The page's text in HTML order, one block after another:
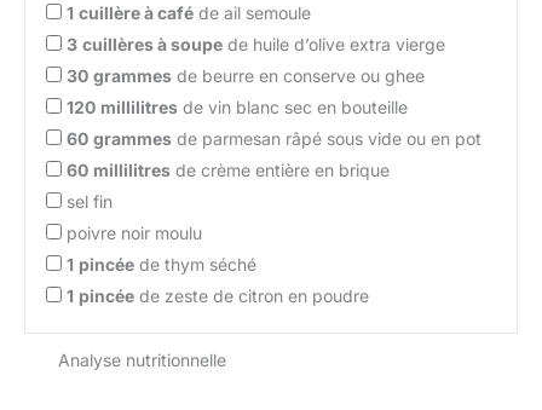
1 cuillère à café de ail semoule
3 cuillères à soupe de huile d’olive extra vierge
30 grammes de beurre en conserve ou ghee
120 millilitres de vin blanc sec en bouteille
60 grammes de parmesan râpé sous vide ou en pot
60 millilitres de crème entière en brique
sel fin
poivre noir moulu
1 pincée de thym séché
1 pincée de zeste de citron en poudre
Analyse nutritionnelle